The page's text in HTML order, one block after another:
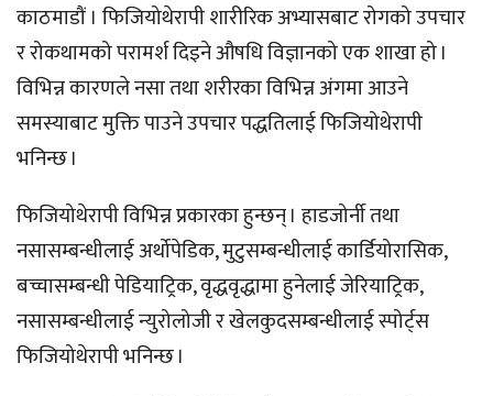
काठमाडौं । फिजियोथेरापी शारीरिक अभ्यासबाट रोगको उपचार
र रोकथामको परामर्श दिइने औषधि विज्ञानको एक शाखा हो ।
विभिन्न कारणले नसा तथा शरीरका विभिन्न अंगमा आउने
समस्याबाट मुक्ति पाउने उपचार पद्धतिलाई फिजियोथेरापी
भनिन्छ ।
फिजियोथेरापी विभिन्न प्रकारका हुन्छन् । हाडजोर्नी तथा
नसासम्बन्धीलाई अर्थोपेडिक, मुटुसम्बन्धीलाई कार्डियोरासिक,
बच्चासम्बन्धी पेडियाट्रिक, वृद्धवृद्धामा हुनेलाई जेरियाट्रिक,
नसासम्बन्धीलाई न्युरोलोजी र खेलकुदसम्बन्धीलाई स्पोर्ट्स
फिजियोथेरापी भनिन्छ ।